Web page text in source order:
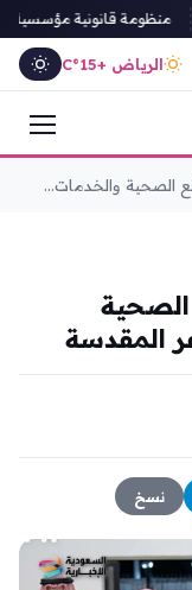
منظومة قانونية مؤسسية لأمن
الرياض +15°C
الصحية والخدمات...
الصحية
المقدسة
نسخ